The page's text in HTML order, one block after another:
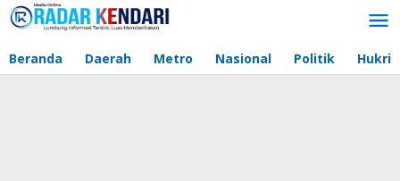
Lewati
ke
Beranda Daerah Metro Nasional Politik